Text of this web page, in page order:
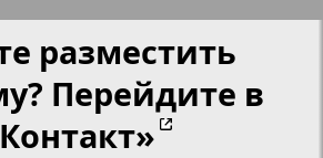
разместить
Перейдите в